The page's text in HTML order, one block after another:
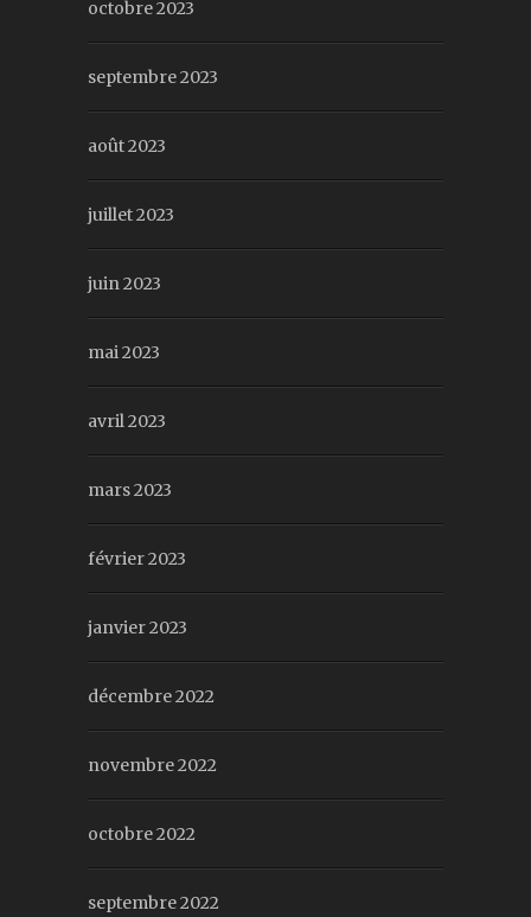
octobre 2023
septembre 2023
août 2023
juillet 2023
juin 2023
mai 2023
avril 2023
mars 2023
février 2023
janvier 2023
décembre 2022
novembre 2022
octobre 2022
septembre 2022